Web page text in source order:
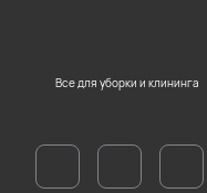
Все для уборки и клининга